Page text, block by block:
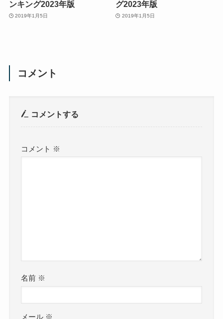
ンキング2023年版
2019年1月5日
グ2023年版
2019年1月5日
コメント
コメントする
コメント ※
名前 ※
メール ※